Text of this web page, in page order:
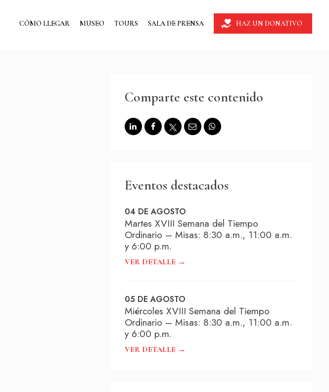
CÓMO LLEGAR MUSEO TOURS SALA DE PRENSA HAZ UN DONATIVO
Comparte este contenido
Eventos destacados
04 DE AGOSTO
Martes XVIII Semana del Tiempo
Ordinario – Misas: 8:30 a.m., 11:00 a.m.
y 6:00 p.m.
VER DETALLE →
05 DE AGOSTO
Miércoles XVIII Semana del Tiempo
Ordinario – Misas: 8:30 a.m., 11:00 a.m.
y 6:00 p.m.
VER DETALLE →